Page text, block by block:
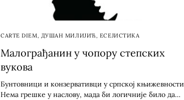
CARTE DIEM, ДУШАН МИЛИЈИЋ, ЕСЕЈИСТИКА
Малограђанин у чопору степских
вукова
Бунтовници и конзервативци у српској књижевности
Нема грешке у наслову, мада би логичније било да…